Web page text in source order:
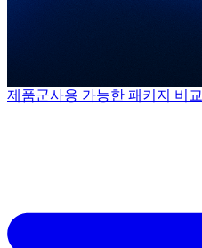
제품군사용 가능한 패키지 비교